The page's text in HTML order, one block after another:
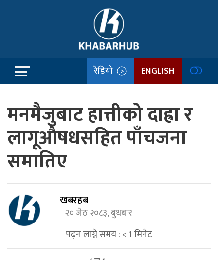
रेडियो ENGLISH
मनमैजुबाट हात्तीको दाह्रा र
लागूऔषधसहित पाँचजना
समातिए
खबरहब
२० जेठ २०८३, बुधबार
पढ्न लाग्ने समय :< 1मिनेट